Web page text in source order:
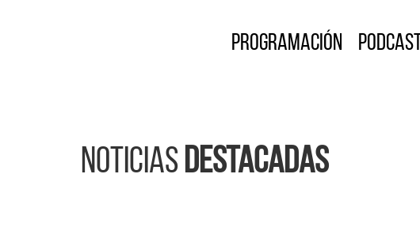
Programación Podcast
Noticiasdestacadas